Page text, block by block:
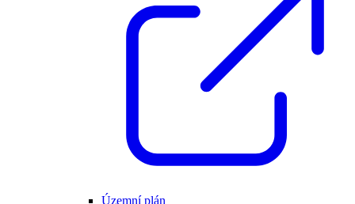
Územní plán